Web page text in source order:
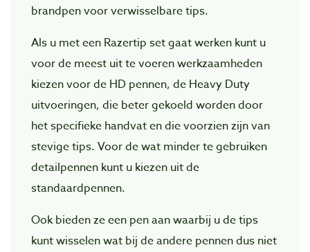
brandpen voor verwisselbare tips.
Als u met een Razertip set gaat werken kunt u
voor de meest uit te voeren werkzaamheden
kiezen voor de HD pennen, de Heavy Duty
uitvoeringen, die beter gekoeld worden door
het specifieke handvat en die voorzien zijn van
stevige tips. Voor de wat minder te gebruiken
detailpennen kunt u kiezen uit de
standaardpennen.
Ook bieden ze een pen aan waarbij u de tips
kunt wisselen wat bij de andere pennen dus niet